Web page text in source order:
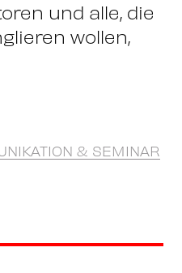
und alle, die
wollen,
& SEMINAR